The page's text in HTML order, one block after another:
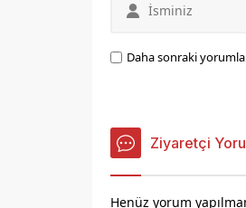
Daha sonraki
Ziyaretçi
Henüz yorum